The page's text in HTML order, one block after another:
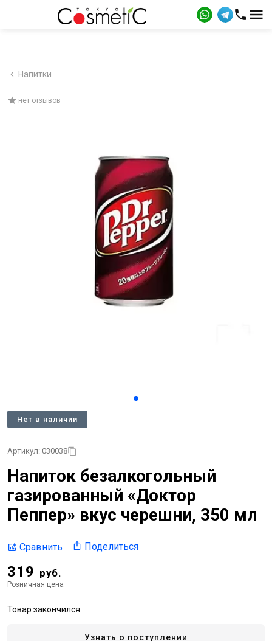
Напитки
нет отзывов
Нет в наличии
Артикул: 030038
Напиток безалкогольный
газированный «Доктор
Пеппер» вкус черешни, 350 мл
Сравнить Поделиться
319 руб.
Розничная цена
Товар закончился
Узнать о поступлении